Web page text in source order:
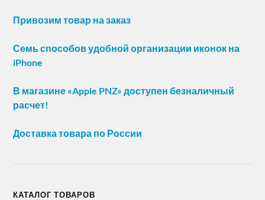
Привозим товар на заказ
Семь способов удобной организации иконок на
iPhone
В магазине «Apple PNZ» доступен безналичный
расчет!
Доставка товара по России
КАТАЛОГ ТОВАРОВ